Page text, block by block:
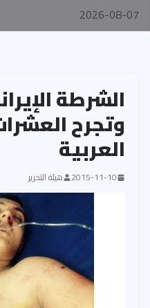
2026-08-07
الشرطة
وتجرح
العربية
2015-11-10 هيئة التحرير